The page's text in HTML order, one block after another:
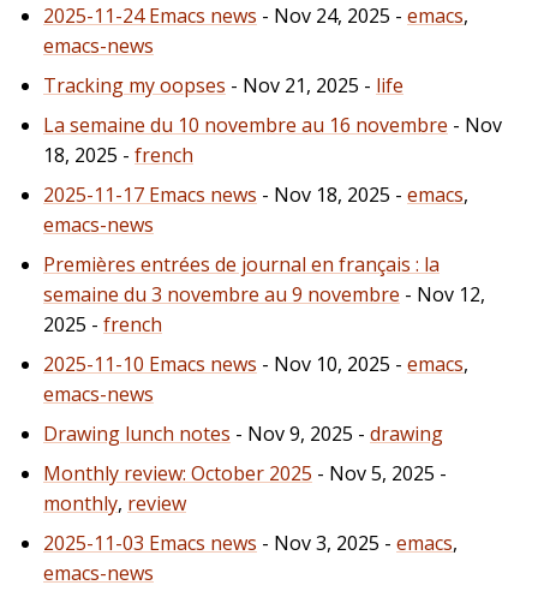
2025-11-24 Emacs news - Nov 24, 2025 - emacs,
emacs-news
Tracking my oopses - Nov 21, 2025 - life
La semaine du 10 novembre au 16 novembre - Nov
18, 2025 - french
2025-11-17 Emacs news - Nov 18, 2025 - emacs,
emacs-news
Premières entrées de journal en français : la
semaine du 3 novembre au 9 novembre - Nov 12,
2025 - french
2025-11-10 Emacs news - Nov 10, 2025 - emacs,
emacs-news
Drawing lunch notes - Nov 9, 2025 - drawing
Monthly review: October 2025 - Nov 5, 2025 -
monthly, review
2025-11-03 Emacs news - Nov 3, 2025 - emacs,
emacs-news